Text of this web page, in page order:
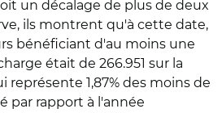
un décalage de plus de deux
ils montrent qu'à cette date,
bénéficiant d'au moins une
était de 266.951 sur la
représente 1,87% des moins de
par rapport à l'année